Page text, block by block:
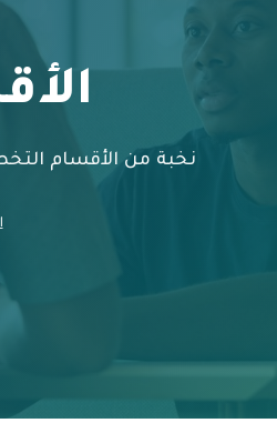
نخبة من الأقسام